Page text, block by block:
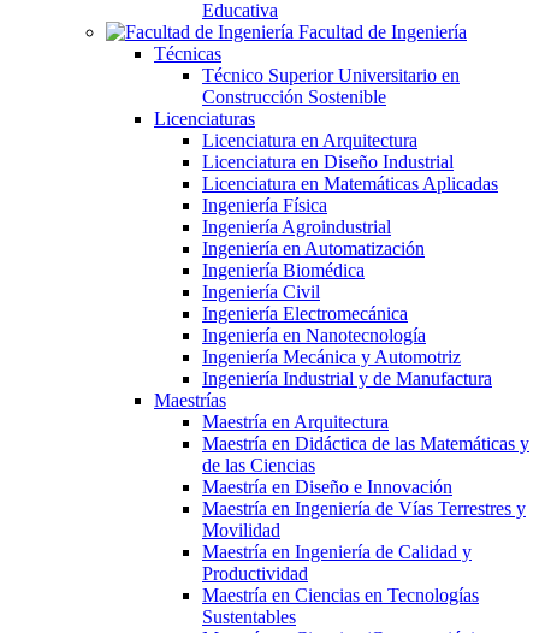
Educativa
Facultad de Ingeniería
Técnicas
Técnico Superior Universitario en
Construcción Sostenible
Licenciaturas
Licenciatura en Arquitectura
Licenciatura en Diseño Industrial
Licenciatura en Matemáticas Aplicadas
Ingeniería Física
Ingeniería Agroindustrial
Ingeniería en Automatización
Ingeniería Biomédica
Ingeniería Civil
Ingeniería Electromecánica
Ingeniería en Nanotecnología
Ingeniería Mecánica y Automotriz
Ingeniería Industrial y de Manufactura
Maestrías
Maestría en Arquitectura
Maestría en Didáctica de las Matemáticas y
de las Ciencias
Maestría en Diseño e Innovación
Maestría en Ingeniería de Vías Terrestres y
Movilidad
Maestría en Ingeniería de Calidad y
Productividad
Maestría en Ciencias en Tecnologías
Sustentables